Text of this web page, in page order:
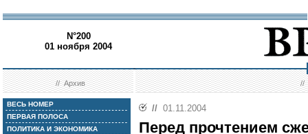
N°200
01 ноября 2004
//Архив //
ВЕСЬ НОМЕР
ПЕРВАЯ ПОЛОСА
ПОЛИТИКА И ЭКОНОМИКА
// 01.11.2004
Перед прочтением